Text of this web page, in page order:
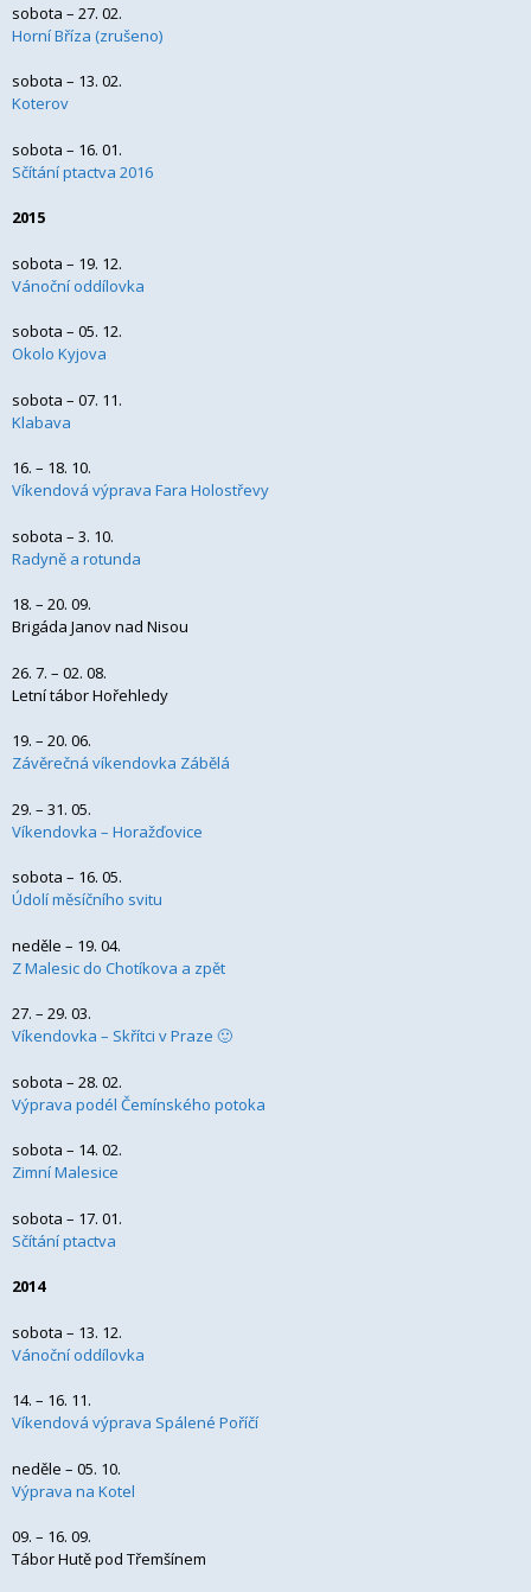
sobota – 27. 02.
Horní Bříza (zrušeno)
sobota – 13. 02.
Koterov
sobota – 16. 01.
Sčítání ptactva 2016
2015
sobota – 19. 12.
Vánoční oddílovka
sobota – 05. 12.
Okolo Kyjova
sobota – 07. 11.
Klabava
16. – 18. 10.
Víkendová výprava Fara Holostřevy
sobota – 3. 10.
Radyně a rotunda
18. – 20. 09.
Brigáda Janov nad Nisou
26. 7. – 02. 08.
Letní tábor Hořehledy
19. – 20. 06.
Závěrečná víkendovka Zábělá
29. – 31. 05.
Víkendovka – Horažďovice
sobota – 16. 05.
Údolí měsíčního svitu
neděle – 19. 04.
Z Malesic do Chotíkova a zpět
27. – 29. 03.
Víkendovka – Skřítci v Praze 🙂
sobota – 28. 02.
Výprava podél Čemínského potoka
sobota – 14. 02.
Zimní Malesice
sobota – 17. 01.
Sčítání ptactva
2014
sobota – 13. 12.
Vánoční oddílovka
14. – 16. 11.
Víkendová výprava Spálené Poříčí
neděle – 05. 10.
Výprava na Kotel
09. – 16. 09.
Tábor Hutě pod Třemšínem